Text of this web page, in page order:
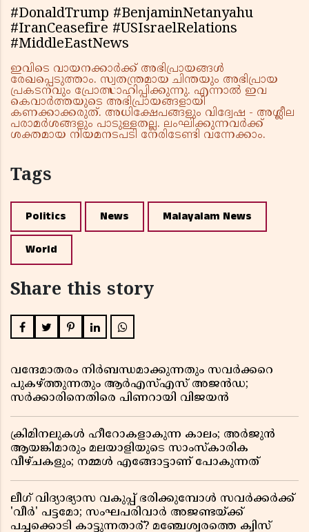
#DonaldTrump #BenjaminNetanyahu
#IranCeasefire #USIsraelRelations
#MiddleEastNews
ഇവിടെ വായനക്കാർക്ക് അഭിപ്രായങ്ങൾ
രേഖപ്പെടുത്താം. സ്വതന്ത്രമായ ചിന്തയും അഭിപ്രായ
പ്രകടനവും പ്രോത്സാഹിപ്പിക്കുന്നു. എന്നാൽ ഇവ
കെവാർത്തയുടെ അഭിപ്രായങ്ങളായി
കണക്കാക്കരുത്. അധിക്ഷേപങ്ങളും വിദ്വേഷ - അശ്ലീല
പരാമർശങ്ങളും പാടുള്ളതല്ല. ലംഘിക്കുന്നവർക്ക്
ശക്തമായ നിയമനടപടി നേരിടേണ്ടി വന്നേക്കാം.
Tags
Politics News Malayalam News
World
Share this story
വന്ദേമാതരം നിർബന്ധമാക്കുന്നതും സവർക്കറെ
പുകഴ്ത്തുന്നതും ആർഎസ്എസ് അജൻഡ;
സർക്കാരിനെതിരെ പിണറായി വിജയൻ
ക്രിമിനലുകൾ ഹീറോകളാകുന്ന കാലം; അർജുൻ
ആയങ്കിമാരും മലയാളിയുടെ സാംസ്കാരിക
വീഴ്ചകളും; നമ്മൾ എങ്ങോട്ടാണ് പോകുന്നത്
ലീഗ് വിദ്യാഭ്യാസ വകുപ്പ് ഭരിക്കുമ്പോൾ സവർക്കർക്ക്
'വീർ' പട്ടമോ; സംഘപരിവാർ അജണ്ടയ്ക്ക്
പച്ചക്കൊടി കാട്ടുന്നതാര്? മഞ്ചേശ്വരത്തെ ക്വിസ്